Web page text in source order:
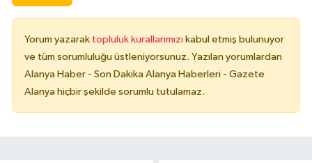
Yorum yazarak topluluk kurallarımızı kabul etmiş bulunuyor
ve tüm sorumluluğu üstleniyorsunuz. Yazılan yorumlardan
Alanya Haber - Son Dakika Alanya Haberleri - Gazete
Alanya hiçbir şekilde sorumlu tutulamaz.